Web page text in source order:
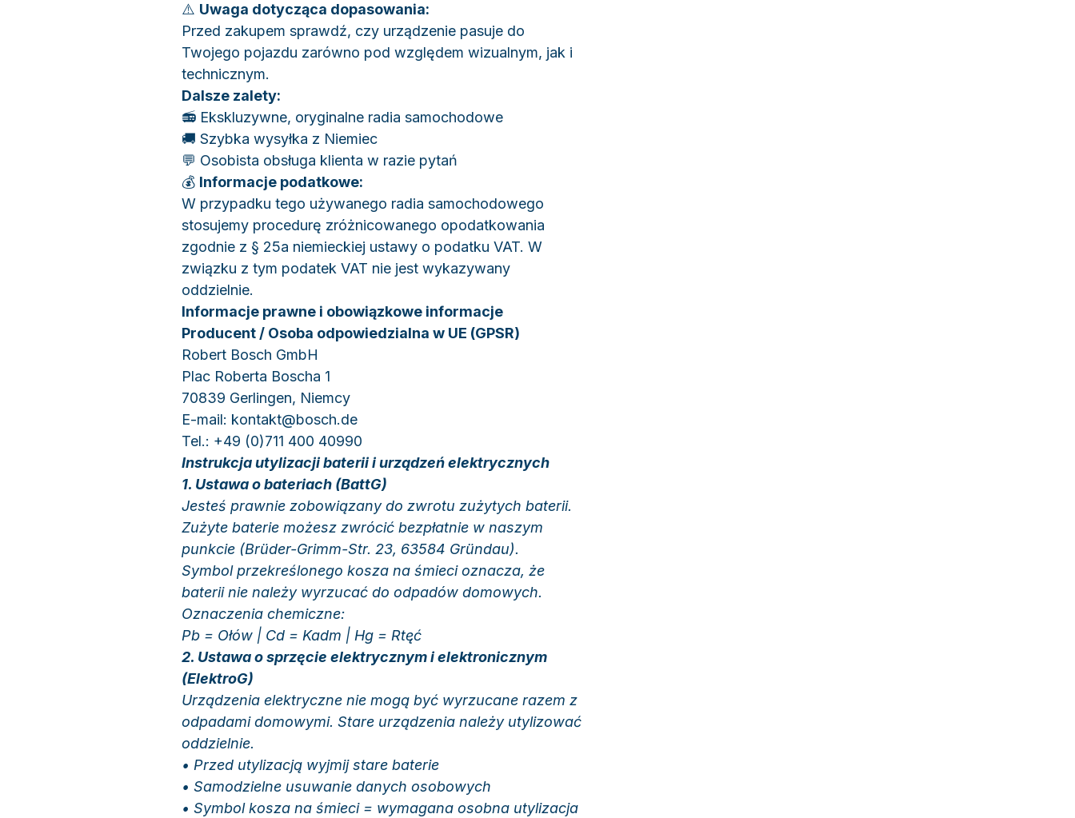
⚠️ Uwaga dotycząca dopasowania:
Przed zakupem sprawdź, czy urządzenie pasuje do
Twojego pojazdu zarówno pod względem wizualnym, jak i
technicznym.
Dalsze zalety:
📻 Ekskluzywne, oryginalne radia samochodowe
🚚 Szybka wysyłka z Niemiec
💬 Osobista obsługa klienta w razie pytań
💰 Informacje podatkowe:
W przypadku tego używanego radia samochodowego
stosujemy procedurę zróżnicowanego opodatkowania
zgodnie z § 25a niemieckiej ustawy o podatku VAT. W
związku z tym podatek VAT nie jest wykazywany
oddzielnie.
Informacje prawne i obowiązkowe informacje
Producent / Osoba odpowiedzialna w UE (GPSR)
Robert Bosch GmbH
Plac Roberta Boscha 1
70839 Gerlingen, Niemcy
E-mail: kontakt@bosch.de
Tel.: +49 (0)711 400 40990
Instrukcja utylizacji baterii i urządzeń elektrycznych
1. Ustawa o bateriach (BattG)
Jesteś prawnie zobowiązany do zwrotu zużytych baterii.
Zużyte baterie możesz zwrócić bezpłatnie w naszym
punkcie (Brüder-Grimm-Str. 23, 63584 Gründau).
Symbol przekreślonego kosza na śmieci oznacza, że
baterii nie należy wyrzucać do odpadów domowych.
Oznaczenia chemiczne:
Pb = Ołów | Cd = Kadm | Hg = Rtęć
2. Ustawa o sprzęcie elektrycznym i elektronicznym
(ElektroG)
Urządzenia elektryczne nie mogą być wyrzucane razem z
odpadami domowymi. Stare urządzenia należy utylizować
oddzielnie.
• Przed utylizacją wyjmij stare baterie
• Samodzielne usuwanie danych osobowych
• Symbol kosza na śmieci = wymagana osobna utylizacja